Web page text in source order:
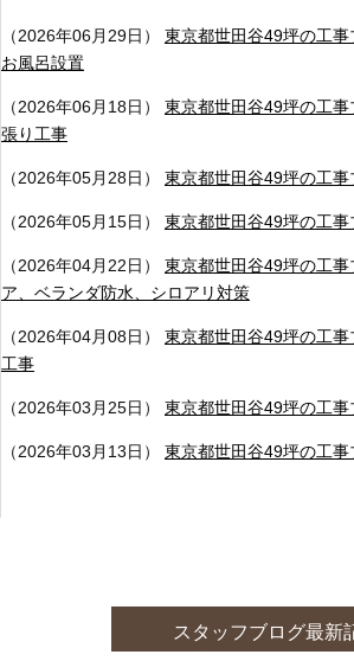
（2026年06月29日） 東京都世田谷49坪の工事
お風呂設置
（2026年06月18日） 東京都世田谷49坪の工
張り工事
（2026年05月28日） 東京都世田谷49坪の工
（2026年05月15日） 東京都世田谷49坪の工
（2026年04月22日） 東京都世田谷49坪の工
ア、ベランダ防水、シロアリ対策
（2026年04月08日） 東京都世田谷49坪の工
工事
（2026年03月25日） 東京都世田谷49坪の工
（2026年03月13日） 東京都世田谷49坪の工
スタッフブログ最新